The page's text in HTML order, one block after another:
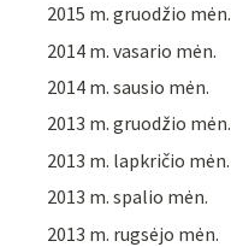
2015 m. gruodžio mėn.
2014 m. vasario mėn.
2014 m. sausio mėn.
2013 m. gruodžio mėn.
2013 m. lapkričio mėn.
2013 m. spalio mėn.
2013 m. rugsėjo mėn.